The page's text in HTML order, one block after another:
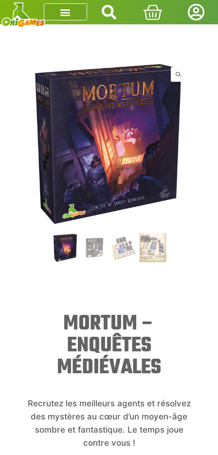
MORTUM –
ENQUÊTES
MÉDIÉVALES
Recrutez les meilleurs agents et résolvez
des mystères au cœur d’un moyen-âge
sombre et fantastique. Le temps joue
contre vous !